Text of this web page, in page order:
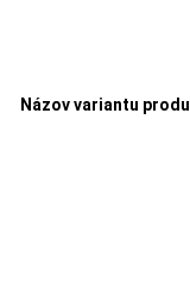
Názov variantu